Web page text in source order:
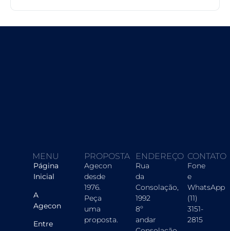
MENU
Página
Inicial
A
Agecon
Entre
PROPOSTA
Agecon
desde
1976.
Peça
uma
proposta.
ENDEREÇO
Rua
da
Consolação,
1992
8º
andar
CONTATO
Fone
e
WhatsApp
(11)
3151-
2815